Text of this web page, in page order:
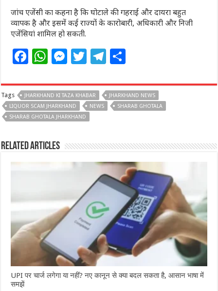
जांच एजेंसी का कहना है कि घोटाले की गहराई और दायरा बहुत
व्यापक है और इसमें कई राज्यों के कारोबारी, अधिकारी और निजी
एजेंसियां शामिल हो सकती.
F
c
e
b
o
W
at
s
A
p
M
ss
e
n
e
r
T
itt
e
r
T
e
g
ar
e
Tags JHARKHAND KI TAZA KHABAR
JHARKHAND NEWS
LIQUOR SCAM JHARKHAND
NEWS
SHARAB GHOTALA
SHARAB GHOTALA JHARKHAND
Related Articles
UPI पर चार्ज लगेगा या नहीं? नए कानून से क्या बदल सकता है, आसान भाषा में
समझें